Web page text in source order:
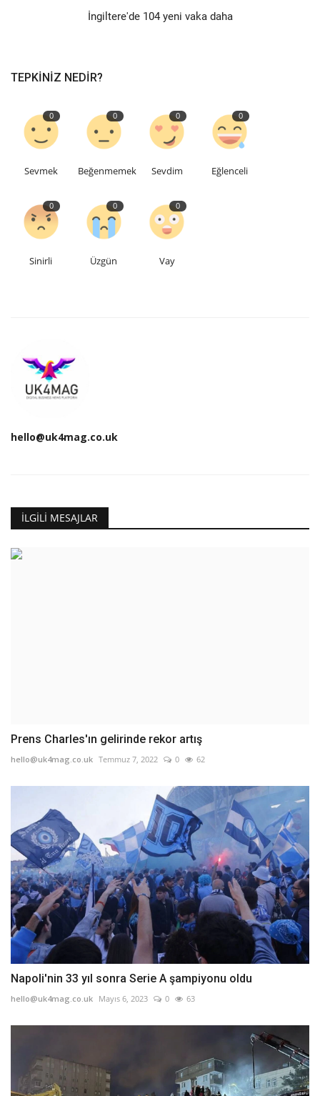
Sağlık
Teknoloji
Etkinlik
Hakkımızda
English
İngiltere'de 104 yeni vaka daha
TEPKINIZ NEDIR?
0
Sevmek
0
Beğenmemek
0
Sevdim
0
Eğlenceli
0
Sinirli
0
Üzgün
0
Vay
hello@uk4mag.co.uk
İLGILI MESAJLAR
Prens Charles'ın gelirinde rekor artış
hello@uk4mag.co.uk Temmuz 7, 2022 0 62
Napoli'nin 33 yıl sonra Serie A şampiyonu oldu
hello@uk4mag.co.uk Mayıs 6, 2023 0 63